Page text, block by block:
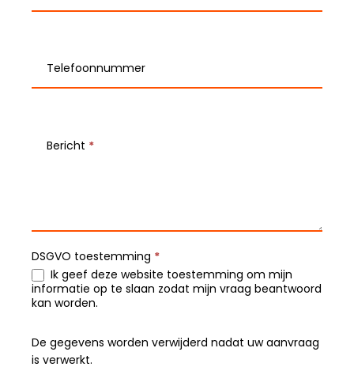
n
a Telefoonnummer
Bericht *
DSGVO toestemming *
Ik geef deze website toestemming om mijn
informatie op te slaan zodat mijn vraag beantwoord
kan worden.
De gegevens worden verwijderd nadat uw aanvraag
is verwerkt.